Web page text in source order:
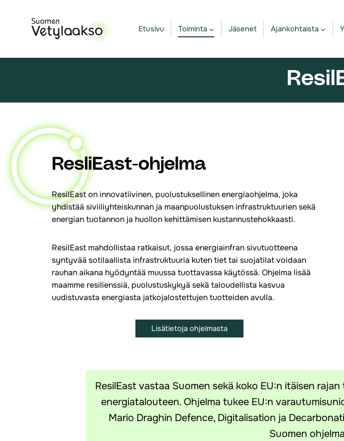
sisältöön
Etusivu Toiminta Jäsenet Ajankohtaista
ResliEast-ohjelma
ResilEast on innovatiivinen, puolustuksellinen energiaohjelma, joka
yhdistää siviiliyhteiskunnan ja maanpuolustuksen infrastruktuurien sekä
energian tuotannon ja huollon kehittämisen kustannustehokkaasti.
ResilEast mahdollistaa ratkaisut, jossa energiainfran sivutuotteena
syntyvää sotilaallista infrastruktuuria kuten tiet tai suojatilat voidaan
rauhan aikana hyödyntää muussa tuottavassa käytössä. Ohjelma lisää
maamme resilienssiä, puolustuskykyä sekä taloudellista kasvua
uudistuvasta energiasta jatkojalostettujen tuotteiden avulla.
Lisätietoja ohjelmasta
ResilEast vastaa Suomen sekä koko EU:n itäisen
energiatalouteen. Ohjelma tukee EU:n
Mario Draghin Defence, Digitalisation ja
Suomen